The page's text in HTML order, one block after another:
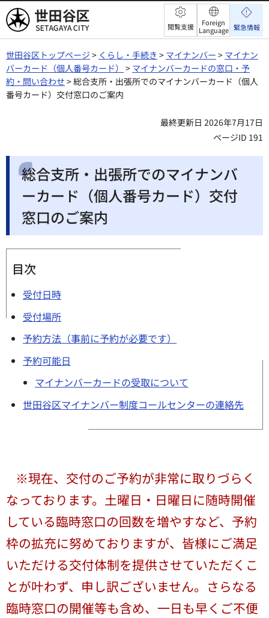
世田谷区 閲覧支援
Foreign
Language 緊急情報
世田谷区トップページ > くらし・手続き > マイナンバー > マイナン
バーカード（個人番号カード） > マイナンバーカードの窓口・予
約・問い合わせ > 総合支所・出張所でのマイナンバーカード（個人
番号カード）交付窓口のご案内
最終更新日 2026年7月17日
ページID 191
総合支所・出張所でのマイナンバ
ーカード（個人番号カード）交付
窓口のご案内
目次
受付日時
受付場所
予約方法（事前に予約が必要です）
予約可能日
マイナンバーカードの受取について
世田谷区マイナンバー制度コールセンターの連絡先
※現在、交付のご予約が非常に取りづらく
なっております。土曜日・日曜日に随時開催
している臨時窓口の回数を増やすなど、予約
枠の拡充に努めておりますが、皆様にご満足
いただける交付体制を提供させていただくこ
とが叶わず、申し訳ございません。さらなる
臨時窓口の開催等も含め、一日も早くご不便